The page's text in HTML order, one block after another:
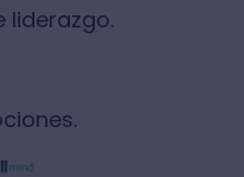
liderazgo.